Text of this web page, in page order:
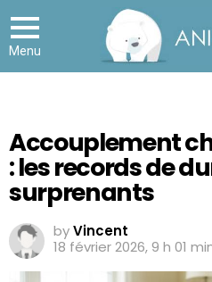
Menu
Accouplement
: les records de
surprenants
byVincent
18 février 2026, 9 h 01